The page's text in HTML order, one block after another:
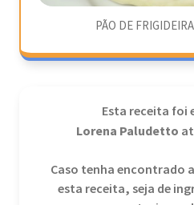
PÃO DE
Esta receita foi
Lorena Paludetto
Caso tenha encontrado
esta receita, seja de